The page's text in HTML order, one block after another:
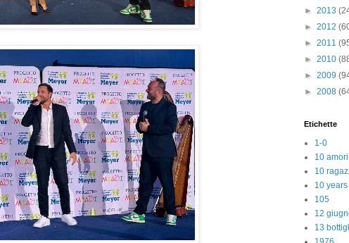
► 2013
► 2012
► 2011
► 2010
► 2009
► 2008
Etichette
1-0
10 amori
10
10 years
105
12
13